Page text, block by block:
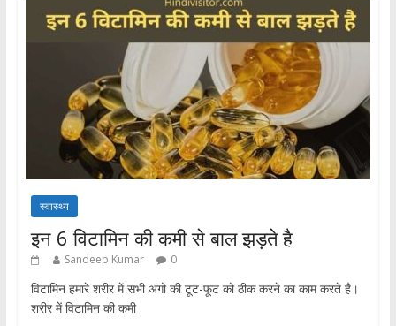
स्वास्थ्य
इन 6 विटामिन की कमी से बाल झड़ते है
Sandeep Kumar 0
विटामिन हमारे शरीर में सभी अंगो की टूट-फूट को ठीक करने का काम करते है।
शरीर में विटामिन की कमी